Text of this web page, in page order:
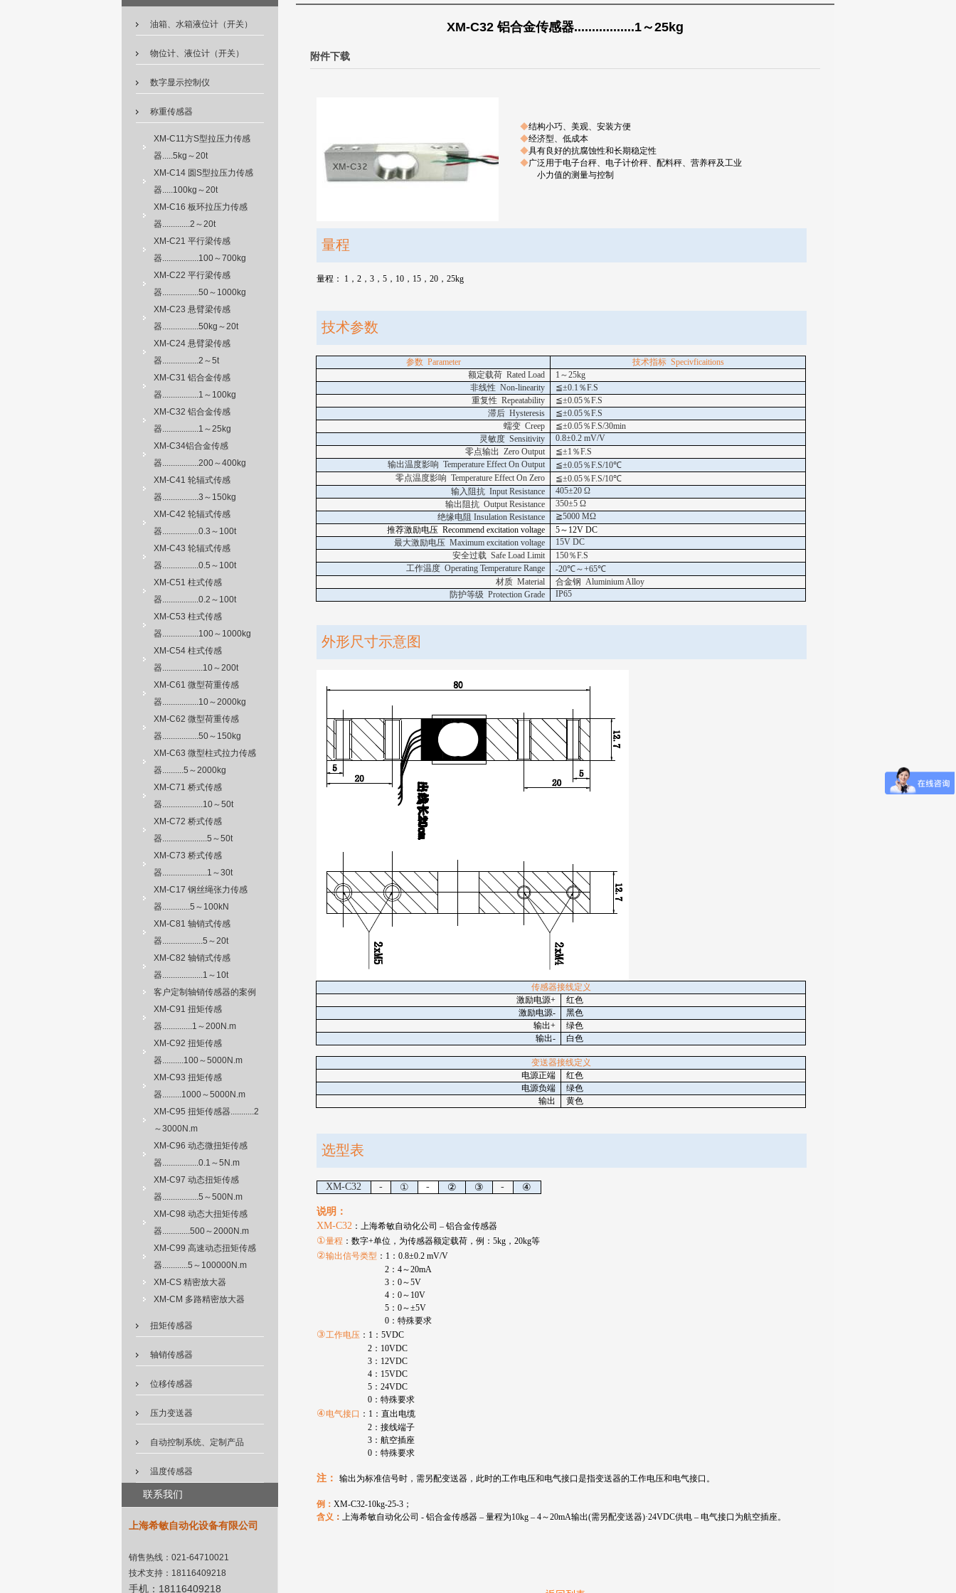
油箱、水箱液位计（开关）
物位计、液位计（开关）
数字显示控制仪
称重传感器
XM-C11方S型拉压力传感
器.....5kg～20t
XM-C14 圆S型拉压力传感
器.....100kg～20t
XM-C16 板环拉压力传感
器.............2～20t
XM-C21 平行梁传感
器.................100～700kg
XM-C22 平行梁传感
器.................50～1000kg
XM-C23 悬臂梁传感
器.................50kg～20t
XM-C24 悬臂梁传感
器.................2～5t
XM-C31 铝合金传感
器.................1～100kg
XM-C32 铝合金传感
器.................1～25kg
XM-C34铝合金传感
器.................200～400kg
XM-C41 轮辐式传感
器.................3～150kg
XM-C42 轮辐式传感
器.................0.3～100t
XM-C43 轮辐式传感
器.................0.5～100t
XM-C51 柱式传感
器.................0.2～100t
XM-C53 柱式传感
器.................100～1000kg
XM-C54 柱式传感
器...................10～200t
XM-C61 微型荷重传感
器.................10～2000kg
XM-C62 微型荷重传感
器.................50～150kg
XM-C63 微型柱式拉力传感
器..........5～2000kg
XM-C71 桥式传感
器...................10～50t
XM-C72 桥式传感
器.....................5～50t
XM-C73 桥式传感
器.....................1～30t
XM-C17 钢丝绳张力传感
器.............5～100kN
XM-C81 轴销式传感
器...................5～20t
XM-C82 轴销式传感
器...................1～10t
客户定制轴销传感器的案例
XM-C91 扭矩传感
器..............1～200N.m
XM-C92 扭矩传感
器..........100～5000N.m
XM-C93 扭矩传感
器.........1000～5000N.m
XM-C95 扭矩传感器...........2
～3000N.m
XM-C96 动态微扭矩传感
器.................0.1～5N.m
XM-C97 动态扭矩传感
器.................5～500N.m
XM-C98 动态大扭矩传感
器.............500～2000N.m
XM-C99 高速动态扭矩传感
器............5～100000N.m
XM-CS 精密放大器
XM-CM 多路精密放大器
扭矩传感器
轴销传感器
位移传感器
压力变送器
自动控制系统、定制产品
温度传感器
联系我们
上海希敏自动化设备有限公司
销售热线： 021-64710021
技术支持： 18116409218
手机： 18116409218
XM-C32 铝合金传感器.................1～25kg
附件下载
◆结构小巧、美观、安装方便
◆经济型、低成本
◆具有良好的抗腐蚀性和长期稳定性
◆广泛用于电子台秤、电子计价秤、配料秤、营养秤及工业
小力值的测量与控制
量程
量程： 1 ， 2， 3， 5， 10， 15， 20， 25kg
技术参数
参数 Parameter 技术指标 Specivficaitions
额定载荷 Rated Load 1 ～25kg
非线性 Non-linearity ≦±0.1 ％F.S
重复性 Repeatability ≦±0.05％F.S
滞后 Hysteresis ≦±0.05％F.S
蠕变 Creep ≦±0.05％F.S/30min
灵敏度 Sensitivity 0.8±0.2 mV/V
零点输出 Zero Output ≦±1 ％F.S
输出温度影响 Temperature Effect On Output ≦±0.05％F.S/10℃
零点温度影响 Temperature Effect On Zero ≦±0.05％F.S/10℃
输入阻抗 Input Resistance
405±20 Ω
输出阻抗 Output Resistance 350±5Ω
绝缘电阻 Insulation Resistance ≧5000 MΩ
推荐激励电压 Recommend excitation voltage 5～ 12V DC
最大激励电压 Maximum excitation voltage
15V DC
安全过载 Safe Load Limit 150％F.S
工作温度 Operating Temperature Range -20℃～+65℃
材质 Material 合金钢 AluminiumAlloy
防护等级 Protection Grade IP65
外形尺寸示意图
传感器接线定义
激励电源+
红色
激励电源-
黑色
输出+
绿色
输出- 白色
变送器接线定义
电源正端
红色
电源负端
绿色
输出
黄色
选型表
XM-C32 - ① - ② ③ - ④
说明：
XM-C32：上海希敏自动化公司 – 铝合金传感器
①量程 ：数字+单位，为传感器额定载荷，例： 5kg， 20kg等
②输出信号类型 ： 1 ： 0.8±0.2mV/V
2： 4～20mA
3： 0～5V
4： 0～ 10V
5： 0～±5V
0：特殊要求
③工作电压： 1 ： 5VDC
2： 10VDC
3： 12VDC
4： 15VDC
5： 24VDC
0：特殊要求
④电气接口 ： 1 ：直出电缆
2：接线端子
3：航空插座
0：特殊要求
注： 输出为标准信号时，需另配变送器，此时的工作电压和电气接口是指变送器的工作电压和电气接口。
例： XM-C32-10kg-25-3；
含义 ： 上海希敏自动化公司 - 铝合金传感器 – 量程为10kg – 4～20mA输出(需另配变送器)·24VDC供电 – 电气接口为航空插座。